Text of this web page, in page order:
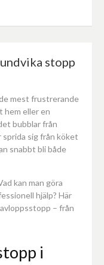
stopp
mest frustrerande
hem eller en
bubblar från
sig från köket
snabbt bli både
kan man göra
hjälp? Här
– från
i